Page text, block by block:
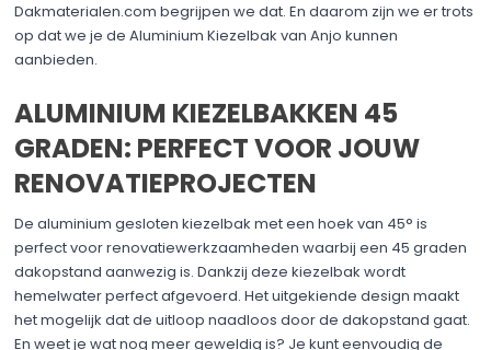
Dakmaterialen.com begrijpen we dat. En daarom zijn we er trots
op dat we je de Aluminium Kiezelbak van Anjo kunnen
aanbieden.
ALUMINIUM KIEZELBAKKEN 45
GRADEN: PERFECT VOOR JOUW
RENOVATIEPROJECTEN
De aluminium gesloten kiezelbak met een hoek van 45° is
perfect voor renovatiewerkzaamheden waarbij een 45 graden
dakopstand aanwezig is. Dankzij deze kiezelbak wordt
hemelwater perfect afgevoerd. Het uitgekiende design maakt
het mogelijk dat de uitloop naadloos door de dakopstand gaat.
En weet je wat nog meer geweldig is? Je kunt eenvoudig de